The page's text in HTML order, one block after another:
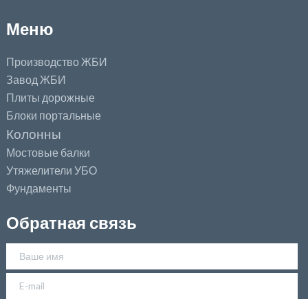
Меню
Производство ЖБИ
Завод ЖБИ
Плиты дорожные
Блоки портальные
Колонны
Мостовые балки
Утяжелители УБО
Фундаменты
Обратная связь